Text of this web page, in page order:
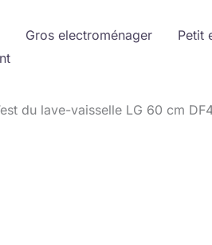
Gros electroménager Petit
du lave-vaisselle LG 60 cm